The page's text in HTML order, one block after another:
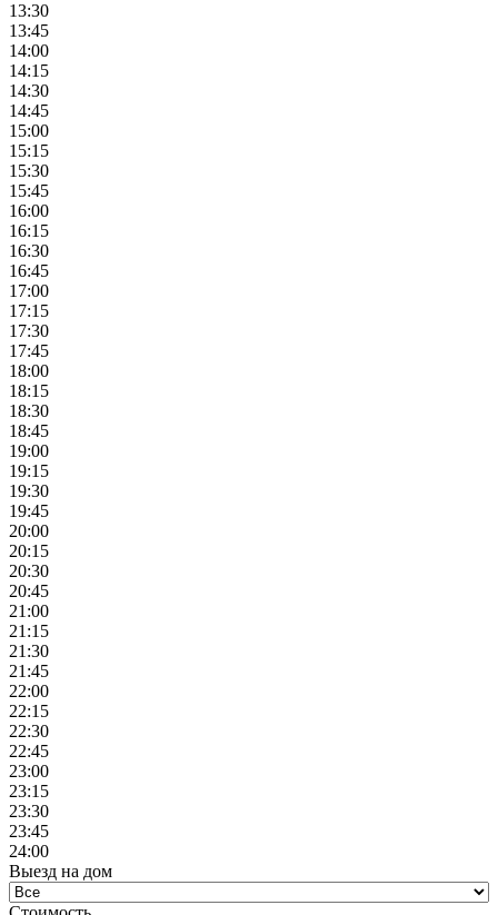
13:30
13:45
14:00
14:15
14:30
14:45
15:00
15:15
15:30
15:45
16:00
16:15
16:30
16:45
17:00
17:15
17:30
17:45
18:00
18:15
18:30
18:45
19:00
19:15
19:30
19:45
20:00
20:15
20:30
20:45
21:00
21:15
21:30
21:45
22:00
22:15
22:30
22:45
23:00
23:15
23:30
23:45
24:00
Выезд на дом